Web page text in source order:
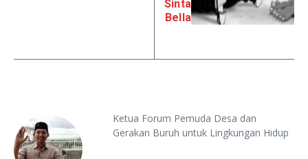
Sinta
Bella
Ketua Forum Pemuda Desa dan
Gerakan Buruh untuk Lingkungan Hidup